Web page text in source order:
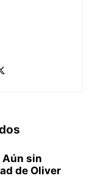
Aún sin
de Oliver